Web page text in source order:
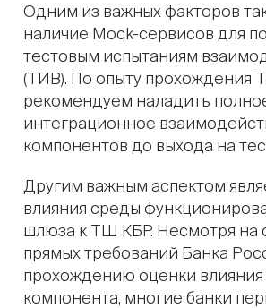
Одним из важных факторов
наличие Мock-сервисов для
тестовым испытаниям
(ТИВ). По опыту прохождения
рекомендуем наладить
интеграционное
компонентов до выхода на
Другим важным аспектом
влияния среды
шлюза к ТШ КБР. Несмотря на
прямых требований Банка
прохождению оценки влияния
компонента, многие банки